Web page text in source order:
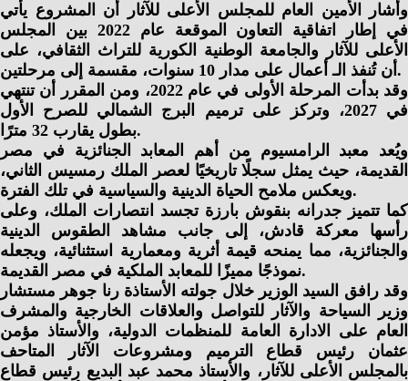
وأشار الأمين العام للمجلس الأعلى للآثار أن المشروع يأتي
في إطار اتفاقية التعاون الموقعة عام 2022 بين المجلس
الأعلى للآثار والجامعة الوطنية الكورية للتراث الثقافي، على
أن تُنفذ الـ أعمال على مدار 10 سنوات، مقسمة إلى مرحلتين.
وقد بدأت المرحلة الأولى في عام 2022، ومن المقرر أن تنتهي
في 2027، وتركز على ترميم البرج الشمالي للصرح الأول
بطول يقارب 32 مترًا.
ويُعد معبد الرامسيوم من أهم المعابد الجنائزية في مصر
القديمة، حيث يمثل سجلًا تاريخيًا لعصر الملك رمسيس الثاني،
ويعكس ملامح الحياة الدينية والسياسية في تلك الفترة.
كما تتميز جدرانه بنقوش بارزة تجسد انتصارات الملك، وعلى
رأسها معركة قادش، إلى جانب مشاهد الطقوس الدينية
والجنائزية، مما يمنحه قيمة أثرية ومعمارية استثنائية، ويجعله
نموذجًا مميزًا للمعابد الملكية في مصر القديمة.
وقد رافق السيد الوزير خلال جولته الأستاذة رنا جوهر مستشار
وزير السياحة والآثار للتواصل والعلاقات الخارجية والمشرف
العام على الادارة العامة للمنظمات الدولية، والأستاذ مؤمن
عثمان رئيس قطاع الترميم ومشروعات الآثار المتاحف
بالمجلس الأعلى للآثار، والأستاذ محمد عبد البديع رئيس قطاع